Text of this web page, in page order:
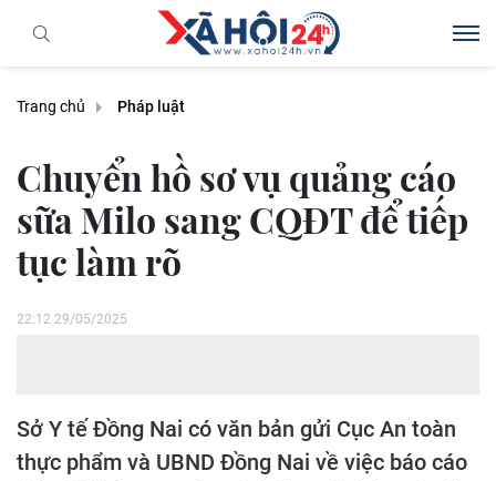
Trang chủ Pháp luật
Chuyển hồ sơ vụ quảng cáo
sữa Milo sang CQĐT để tiếp
tục làm rõ
22:12 29/05/2025
Sở Y tế Đồng Nai có văn bản gửi Cục An toàn
thực phẩm và UBND Đồng Nai về việc báo cáo